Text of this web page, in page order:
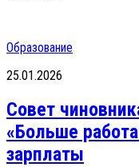
Образование
25.01.2026
Совет
«Больше
зарплаты